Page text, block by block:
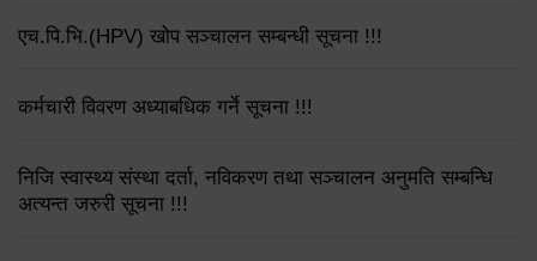
एच.पि.भि.(HPV) खोप सञ्चालन सम्बन्धी सूचना !!!
कर्मचारी विवरण अध्याबधिक गर्ने सूचना !!!
निजि स्वास्थ्य संस्था दर्ता, नविकरण तथा सञ्चालन अनुमति सम्बन्धि
अत्यन्त जरुरी सूचना !!!